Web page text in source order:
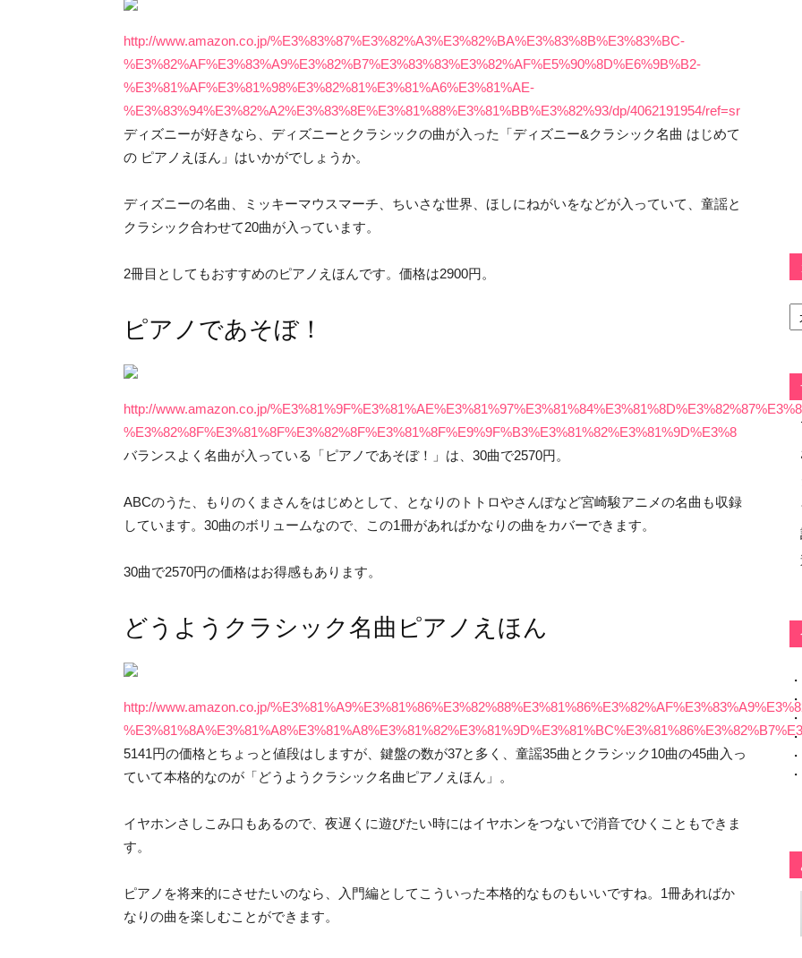
http://www.amazon.co.jp/%E3%83%87%E3%82%A3%E3%82%BA%E3%83%8B%E3%83%BC-
%E3%82%AF%E3%83%A9%E3%82%B7%E3%83%83%E3%82%AF%E5%90%8D%E6%9B%B2-
%E3%81%AF%E3%81%98%E3%82%81%E3%81%A6%E3%81%AE-
%E3%83%94%E3%82%A2%E3%83%8E%E3%81%88%E3%81%BB%E3%82%93/dp/4062191954/ref=sr
ディズニーが好きなら、ディズニーとクラシックの曲が入った「ディズニー&クラシック名曲 はじめて
の ピアノえほん」はいかがでしょうか。
ディズニーの名曲、ミッキーマウスマーチ、ちいさな世界、ほしにねがいをなどが入っていて、童謡と
クラシック合わせて20曲が入っています。
2冊目としてもおすすめのピアノえほんです。価格は2900円。
ピアノであそぼ！
http://www.amazon.co.jp/
%E3%82%8F%E3%81%8F%E3%82%8F%E3%81%8F%E9%9F%B3%E3%81%82%E3%81%9D%E3%8
バランスよく名曲が入っている「ピアノであそぼ！」は、30曲で2570円。
ABCのうた、もりのくまさんをはじめとして、となりのトトロやさんぽなど宮崎駿アニメの名曲も収録
しています。30曲のボリュームなので、この1冊があればかなりの曲をカバーできます。
30曲で2570円の価格はお得感もあります。
どうようクラシック名曲ピアノえほん
http://www.amazon.co.jp/
5141円の価格とちょっと値段はしますが、鍵盤の数が37と多く、童謡35曲とクラシック10曲の45曲入っ
ていて本格的なのが「どうようクラシック名曲ピアノえほん」。
イヤホンさしこみ口もあるので、夜遅くに遊びたい時にはイヤホンをつないで消音でひくこともできま
す。
ピアノを将来的にさせたいのなら、入門編としてこういった本格的なものもいいですね。1冊あればか
なりの曲を楽しむことができます。
カ
テ
ー
・
・
・
・
・
・